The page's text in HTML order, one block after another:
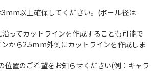
以上確保してください。(ボール径は
ってカットラインを作成することも可能で
から2.5mm外側にカットラインを作成しま
位置のご希望をお知らせください(例：キャラ